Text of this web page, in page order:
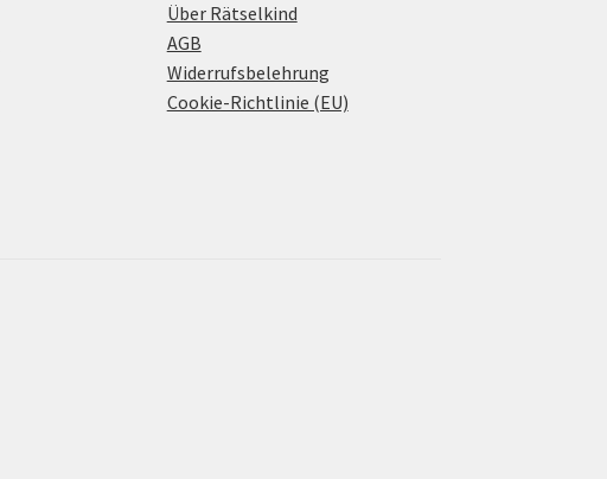
Über Rätselkind
AGB
Widerrufsbelehrung
Cookie-Richtlinie (EU)